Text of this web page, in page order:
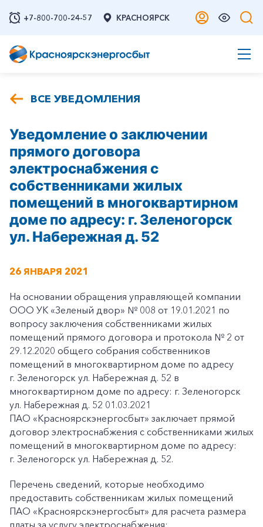
+7-800-700-24-57 КРАСНОЯРСК
ВСЕ УВЕДОМЛЕНИЯ
Уведомление о заключении
прямого договора
электроснабжения с
собственниками жилых
помещений в многоквартирном
доме по адресу: г. Зеленогорск
ул. Набережная д. 52
26 ЯНВАРЯ 2021
На основании обращения управляющей компании
ООО УК «Зеленый двор» № 008 от 19.01.2021 по
вопросу заключения собственниками жилых
помещений прямого договора и протокола № 2 от
29.12.2020 общего собрания собственников
помещений в многоквартирном доме по адресу
г. Зеленогорск ул. Набережная д. 52 в
многоквартирном доме по адресу: г. Зеленогорск
ул. Набережная д. 52 01.03.2021
ПАО «Красноярскэнергосбыт» заключает прямой
договор электроснабжения с собственниками жилых
помещений в многоквартирном доме по адресу:
г. Зеленогорск ул. Набережная д. 52.
Перечень сведений, которые необходимо
предоставить собственникам жилых помещений
ПАО «Красноярскэнергосбыт» для расчета размера
платы за услугу электроснабжения: